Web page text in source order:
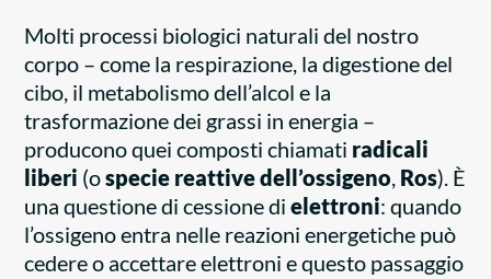
Molti processi biologici naturali del nostro
corpo – come la respirazione, la digestione del
cibo, il metabolismo dell’alcol e la
trasformazione dei grassi in energia –
producono quei composti chiamati radicali
liberi (ospecie reattive dell’ossigeno, Ros). È
una questione di cessione dielettroni: quando
l’ossigeno entra nelle reazioni energetiche può
cedere o accettare elettroni e questo passaggio